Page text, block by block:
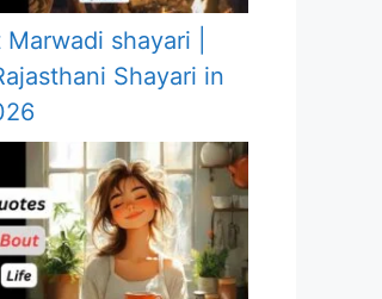
shayari |
Shayari in